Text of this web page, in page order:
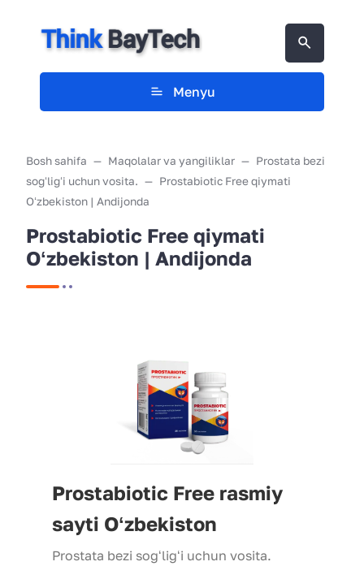
Menyu
Bosh sahifa Maqolalar va yangiliklar
Prostata bezi
sogʻligʻi uchun vosita.
Prostabiotic Free qiymati
Oʻzbekiston | Andijonda
Prostabiotic Free qiymati
Oʻzbekiston | Andijonda
Prostabiotic Free rasmiy
sayti Oʻzbekiston
Prostata bezi sogʻligʻi uchun vosita.